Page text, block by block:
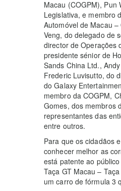
Macau (COGPM), Pun
Legislativa, e membro
Automóvel de Macau
Veng, do delegado de
director de Operações
presidente sénior de
Sands China Ltd.,
Frederic Luvisutto, do
do Galaxy
membro da COGPM,
Gomes, dos membros
representantes das
entre outros.
Para que os cidadãos
conhecer melhor as
está patente ao
Taça GT Macau –
um carro de fórmula 3